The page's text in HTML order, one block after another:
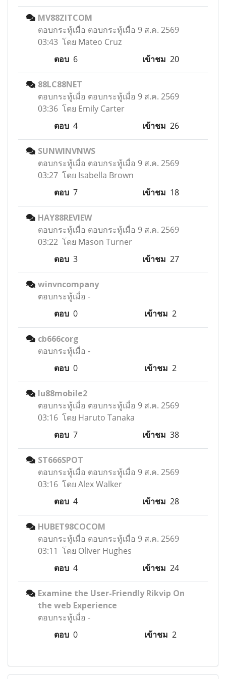
MV88ZITCOM
ตอบกระทู้เมื่อ ตอบกระทู้เมื่อ 9 ส.ค. 2569
03:43 โดย Mateo Cruz
ตอบ 6 เข้าชม 20
88LC88NET
ตอบกระทู้เมื่อ ตอบกระทู้เมื่อ 9 ส.ค. 2569
03:36 โดย Emily Carter
ตอบ 4 เข้าชม 26
SUNWINVNWS
ตอบกระทู้เมื่อ ตอบกระทู้เมื่อ 9 ส.ค. 2569
03:27 โดย Isabella Brown
ตอบ 7 เข้าชม 18
HAY88REVIEW
ตอบกระทู้เมื่อ ตอบกระทู้เมื่อ 9 ส.ค. 2569
03:22 โดย Mason Turner
ตอบ 3 เข้าชม 27
winvncompany
ตอบกระทู้เมื่อ -
ตอบ 0 เข้าชม 2
cb666corg
ตอบกระทู้เมื่อ -
ตอบ 0 เข้าชม 2
lu88mobile2
ตอบกระทู้เมื่อ ตอบกระทู้เมื่อ 9 ส.ค. 2569
03:16 โดย Haruto Tanaka
ตอบ 7 เข้าชม 38
ST666SPOT
ตอบกระทู้เมื่อ ตอบกระทู้เมื่อ 9 ส.ค. 2569
03:16 โดย Alex Walker
ตอบ 4 เข้าชม 28
HUBET98COCOM
ตอบกระทู้เมื่อ ตอบกระทู้เมื่อ 9 ส.ค. 2569
03:11 โดย Oliver Hughes
ตอบ 4 เข้าชม 24
Examine the User-Friendly Rikvip On
the web Experience
ตอบกระทู้เมื่อ -
ตอบ 0 เข้าชม 2